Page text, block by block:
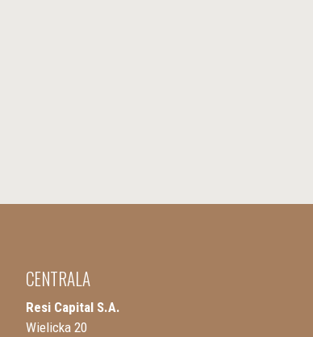
CENTRALA
Resi Capital S.A.
Wielicka 20